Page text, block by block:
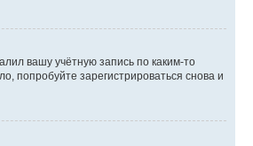
вашу учётную запись по каким-то
попробуйте зарегистрироваться снова и